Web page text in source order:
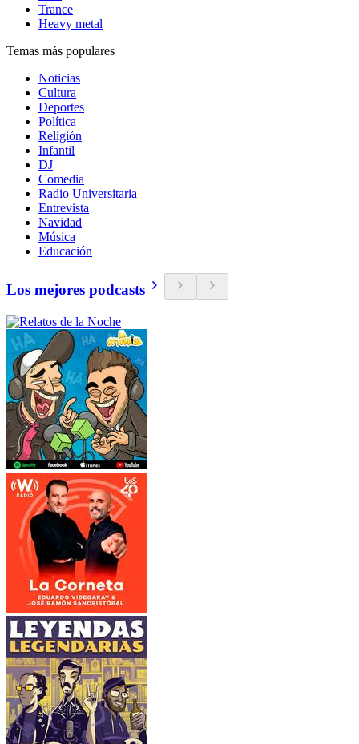
Trance
Heavy metal
Temas más populares
Noticias
Cultura
Deportes
Política
Religión
Infantil
DJ
Comedia
Radio Universitaria
Entrevista
Navidad
Música
Educación
Los mejores podcasts